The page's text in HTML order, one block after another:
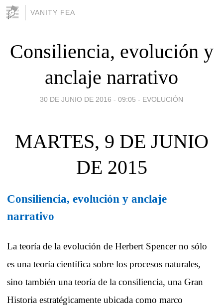
VANITY FEA
Consiliencia, evolución y
anclaje narrativo
30 DE JUNIO DE 2016 - 09:05 - EVOLUCIÓN
MARTES, 9 DE JUNIO
DE 2015
Consiliencia, evolución y anclaje
narrativo
La teoría de la evolución de Herbert Spencer no sólo
es una teoría científica sobre los procesos naturales,
sino también una teoría de la consiliencia, una Gran
Historia estratégicamente ubicada como marco